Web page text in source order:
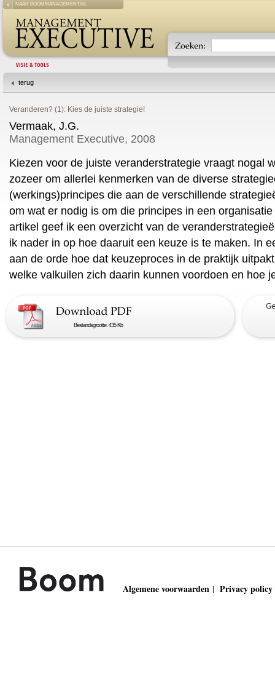
NAAR BOOMMANAGEMENT.NL
terug
Veranderen? (1): Kies de juiste strategie!
Vermaak, J.G.
Management Executive, 2008
Kiezen voor de juiste veranderstrategie vraagt nogal
zozeer om allerlei kenmerken van de diverse
(werkings)principes die aan de verschillende
om wat er nodig is om die principes in een
artikel geef ik een overzicht van de
ik nader in op hoe daaruit een keuze is te maken. In
aan de orde hoe dat keuzeproces in de praktijk
welke valkuilen zich daarin kunnen voordoen en hoe
Bestandsgrootte: 435 Kb
Algemene voorwaarden | Privacy policy